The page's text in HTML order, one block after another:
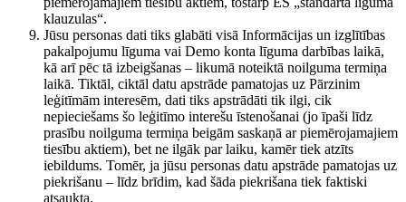
klauzulas“.
Jūsu personas dati tiks glabāti visā Informācijas un izglītības
pakalpojumu līguma vai Demo konta līguma darbības laikā,
kā arī pēc tā izbeigšanas – likumā noteiktā noilguma termiņa
laikā. Tiktāl, ciktāl datu apstrāde pamatojas uz Pārzinim
leģitīmām interesēm, dati tiks apstrādāti tik ilgi, cik
nepieciešams šo leģitīmo interešu īstenošanai (jo īpaši līdz
prasību noilguma termiņa beigām saskaņā ar piemērojamajiem
tiesību aktiem), bet ne ilgāk par laiku, kamēr tiek atzīts
iebildums. Tomēr, ja jūsu personas datu apstrāde pamatojas uz
piekrišanu – līdz brīdim, kad šāda piekrišana tiek faktiski
atsaukta.